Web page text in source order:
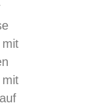
mit
mit